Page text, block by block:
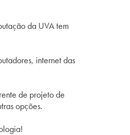
da UVA tem
internet das
de projeto de
opções.